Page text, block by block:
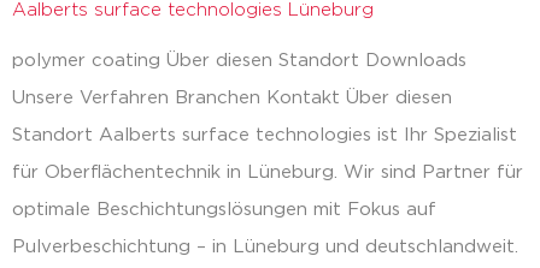
Aalberts surface technologies Lüneburg
polymer coating Über diesen Standort Downloads
Unsere Verfahren Branchen Kontakt Über diesen
Standort Aalberts surface technologies ist Ihr Spezialist
für Oberflächentechnik in Lüneburg. Wir sind Partner für
optimale Beschichtungslösungen mit Fokus auf
Pulverbeschichtung – in Lüneburg und deutschlandweit.